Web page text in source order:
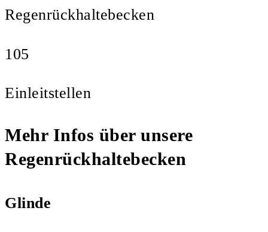
Regenrückhaltebecken
105
Einleitstellen
Mehr Infos über unsere
Regenrückhaltebecken
Glinde